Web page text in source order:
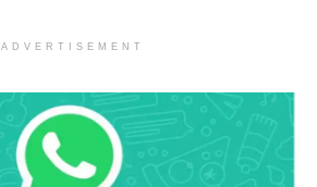
ADVERTISEMENT